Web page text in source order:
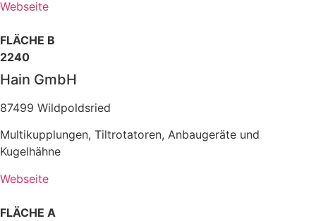
Webseite
FLÄCHE B
2240
Hain GmbH
87499 Wildpoldsried
Multikupplungen, Tiltrotatoren, Anbaugeräte und
Kugelhähne
Webseite
FLÄCHE A